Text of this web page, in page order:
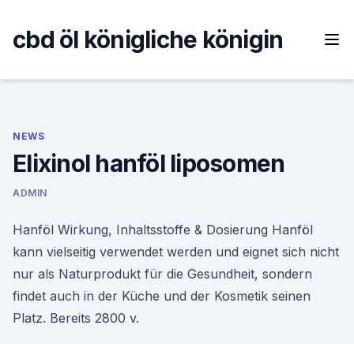
content
cbd öl königliche königin
NEWS
Elixinol hanföl liposomen
ADMIN
Hanföl Wirkung, Inhaltsstoffe & Dosierung Hanföl
kann vielseitig verwendet werden und eignet sich nicht
nur als Naturprodukt für die Gesundheit, sondern
findet auch in der Küche und der Kosmetik seinen
Platz. Bereits 2800 v.